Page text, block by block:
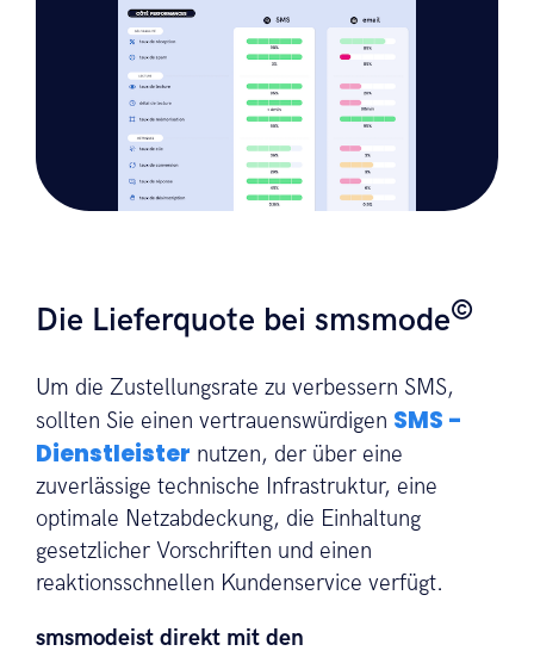
Die Lieferquote bei smsmode©
Um die Zustellungsrate zu verbessern SMS,
sollten Sie einen vertrauenswürdigen SMS -
Dienstleister nutzen, der über eine
zuverlässige technische Infrastruktur, eine
optimale Netzabdeckung, die Einhaltung
gesetzlicher Vorschriften und einen
reaktionsschnellen Kundenservice verfügt.
smsmodeist direkt mit den